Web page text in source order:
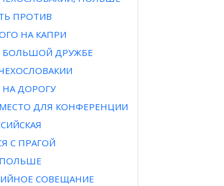
ПРОТИВ
НА КАПРИ
БОЛЬШОЙ ДРУЖБЕ
ДОРОГУ
ДЛЯ КОНФЕРЕНЦИИ
С ПРАГОЙ
ПОЛЬШЕ
СОВЕЩАНИЕ